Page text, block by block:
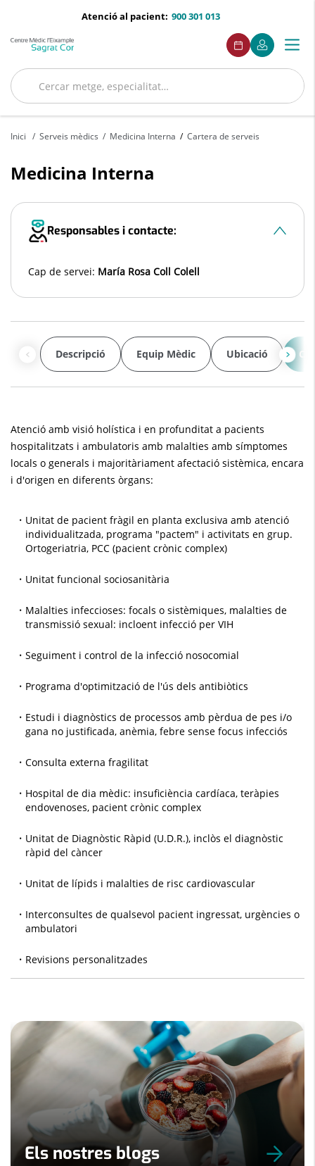
menu-
900 301 013
Atenció al pacient:
Cercar
Cercar
menuAcceso
Demaneu
cita
Aquest
enllaç
s'obrirà
en
El
meu
Aquest
enllaç
s'obrirà
en
finestra
Menú
Inici Serveis mèdics Medicina Interna Cartera de serveis
Medicina Interna
Responsables i contacte:
Cap de servei: María Rosa Coll Colell
Descripció Equip Mèdic Ubicació
Atenció amb visió holística i en profunditat a pacients
hospitalitzats i ambulatoris amb malalties amb símptomes
locals o generals i majoritàriament afectació sistèmica, encara
i d'origen en diferents òrgans:
Unitat de pacient fràgil en planta exclusiva amb atenció
individualitzada, programa "pactem" i activitats en grup.
Ortogeriatria, PCC (pacient crònic complex)
Unitat funcional sociosanitària
Malalties infeccioses: focals o sistèmiques, malalties de
transmissió sexual: incloent infecció per VIH
Seguiment i control de la infecció nosocomial
Programa d'optimització de l'ús dels antibiòtics
Estudi i diagnòstics de processos amb pèrdua de pes i/o
gana no justificada, anèmia, febre sense focus infecciós
Consulta externa fragilitat
Hospital de dia mèdic: insuficiència cardíaca, teràpies
endovenoses, pacient crònic complex
Unitat de Diagnòstic Ràpid (U.D.R.), inclòs el diagnòstic
ràpid del càncer
Unitat de lípids i malalties de risc cardiovascular
Interconsultes de qualsevol pacient ingressat, urgències o
ambulatori
Revisions personalitzades
Els nostres blogs